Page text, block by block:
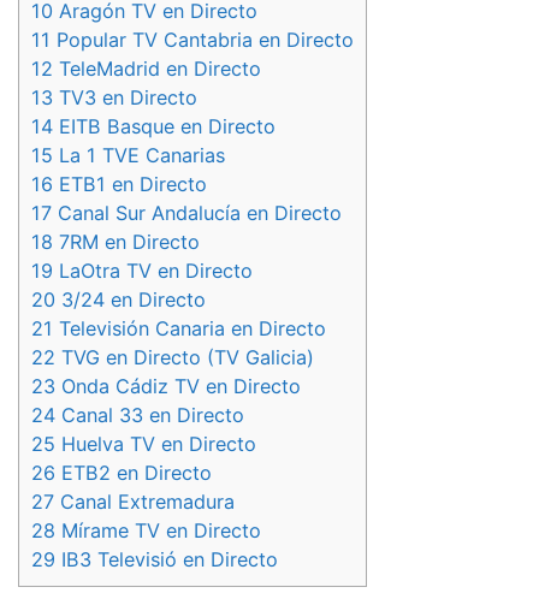
10 Aragón TV en Directo
11 Popular TV Cantabria en Directo
12 TeleMadrid en Directo
13 TV3 en Directo
14 EITB Basque en Directo
15 La 1 TVE Canarias
16 ETB1 en Directo
17 Canal Sur Andalucía en Directo
18 7RM en Directo
19 LaOtra TV en Directo
20 3/24 en Directo
21 Televisión Canaria en Directo
22 TVG en Directo (TV Galicia)
23 Onda Cádiz TV en Directo
24 Canal 33 en Directo
25 Huelva TV en Directo
26 ETB2 en Directo
27 Canal Extremadura
28 Mírame TV en Directo
29 IB3 Televisió en Directo